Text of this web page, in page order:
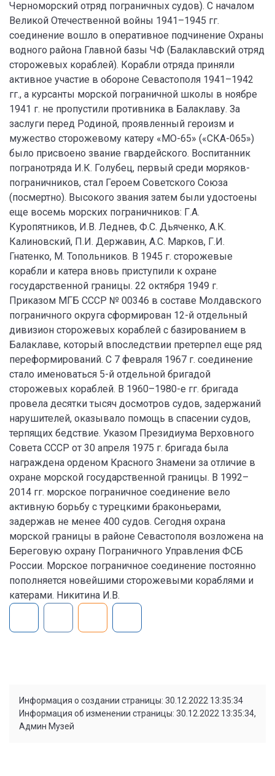
Черноморский отряд пограничных судов). С началом
Великой Отечественной войны 1941–1945 гг.
соединение вошло в оперативное подчинение Охраны
водного района Главной базы ЧФ (Балаклавский отряд
сторожевых кораблей). Корабли отряда приняли
активное участие в обороне Севастополя 1941–1942
гг., а курсанты морской пограничной школы в ноябре
1941 г. не пропустили противника в Балаклаву. За
заслуги перед Родиной, проявленный героизм и
мужество сторожевому катеру «МО-65» («СКА-065»)
было присвоено звание гвардейского. Воспитанник
погранотряда И.К. Голубец, первый среди моряков-
пограничников, стал Героем Советского Союза
(посмертно). Высокого звания затем были удостоены
еще восемь морских пограничников: Г.А.
Куропятников, И.В. Леднев, Ф.С. Дьяченко, А.К.
Калиновский, П.И. Державин, А.С. Марков, Г.И.
Гнатенко, М. Топольников. В 1945 г. сторожевые
корабли и катера вновь приступили к охране
государственной границы. 22 октября 1949 г.
Приказом МГБ СССР № 00346 в составе Молдавского
пограничного округа сформирован 12-й отдельный
дивизион сторожевых кораблей с базированием в
Балаклаве, который впоследствии претерпел еще ряд
переформирований. С 7 февраля 1967 г. соединение
стало именоваться 5-й отдельной бригадой
сторожевых кораблей. В 1960–1980-е гг. бригада
провела десятки тысяч досмотров судов, задержаний
нарушителей, оказывало помощь в спасении судов,
терпящих бедствие. Указом Президиума Верховного
Совета СССР от 30 апреля 1975 г. бригада была
награждена орденом Красного Знамени за отличие в
охране морской государственной границы. В 1992–
2014 гг. морское пограничное соединение вело
активную борьбу с турецкими браконьерами,
задержав не менее 400 судов. Сегодня охрана
морской границы в районе Севастополя возложена на
Береговую охрану Пограничного Управления ФСБ
России. Морское пограничное соединение постоянно
пополняется новейшими сторожевыми кораблями и
катерами. Никитина И.В.
Информация о создании страницы: 30.12.2022 13:35:34
Информация об изменении страницы: 30.12.2022 13:35:34,
Админ Музей